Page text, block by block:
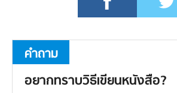
คำถาม
อยากทราบวิธีเขียนหนังสือ?